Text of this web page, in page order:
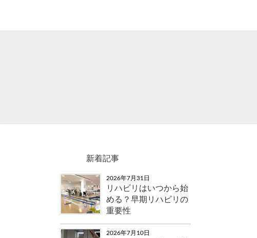
新着記事
2026年7月31日
リハビリはいつから始
める？早期リハビリの
重要性
2026年7月10日